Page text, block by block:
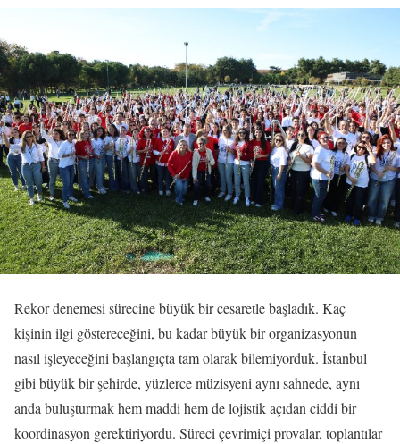
Rekor denemesi sürecine büyük bir cesaretle başladık. Kaç
kişinin ilgi göstereceğini, bu kadar büyük bir organizasyonun
nasıl işleyeceğini başlangıçta tam olarak bilemiyorduk. İstanbul
gibi büyük bir şehirde, yüzlerce müzisyeni aynı sahnede, aynı
anda buluşturmak hem maddi hem de lojistik açıdan ciddi bir
koordinasyon gerektiriyordu. Süreci çevrimiçi provalar, toplantılar